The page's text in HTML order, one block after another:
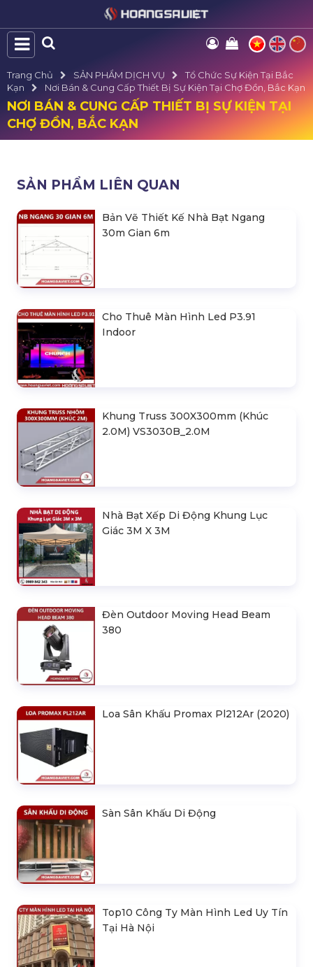
Trang Chủ SẢN PHẨM DỊCH VỤ
Tổ Chức Sự Kiện Tại Bắc
Kạn
Nơi Bán & Cung Cấp Thiết Bị Sự Kiện Tại Chợ Đồn, Bắc Kạn
NƠI BÁN & CUNG CẤP THIẾT BỊ SỰ KIỆN TẠI
CHỢ ĐỒN, BẮC KẠN
SẢN PHẨM LIÊN QUAN
Bản Vẽ Thiết Kế Nhà Bạt Ngang
30m Gian 6m
Cho Thuê Màn Hình Led P3.91
Indoor
Khung Truss 300X300mm (Khúc
2.0M) VS3030B_2.0M
Nhà Bạt Xếp Di Động Khung Lục
Giác 3M X 3M
Đèn Outdoor Moving Head Beam
380
Loa Sân Khấu Promax Pl212Ar (2020)
Sàn Sân Khấu Di Động
Top10 Công Ty Màn Hình Led Uy Tín
Tại Hà Nội